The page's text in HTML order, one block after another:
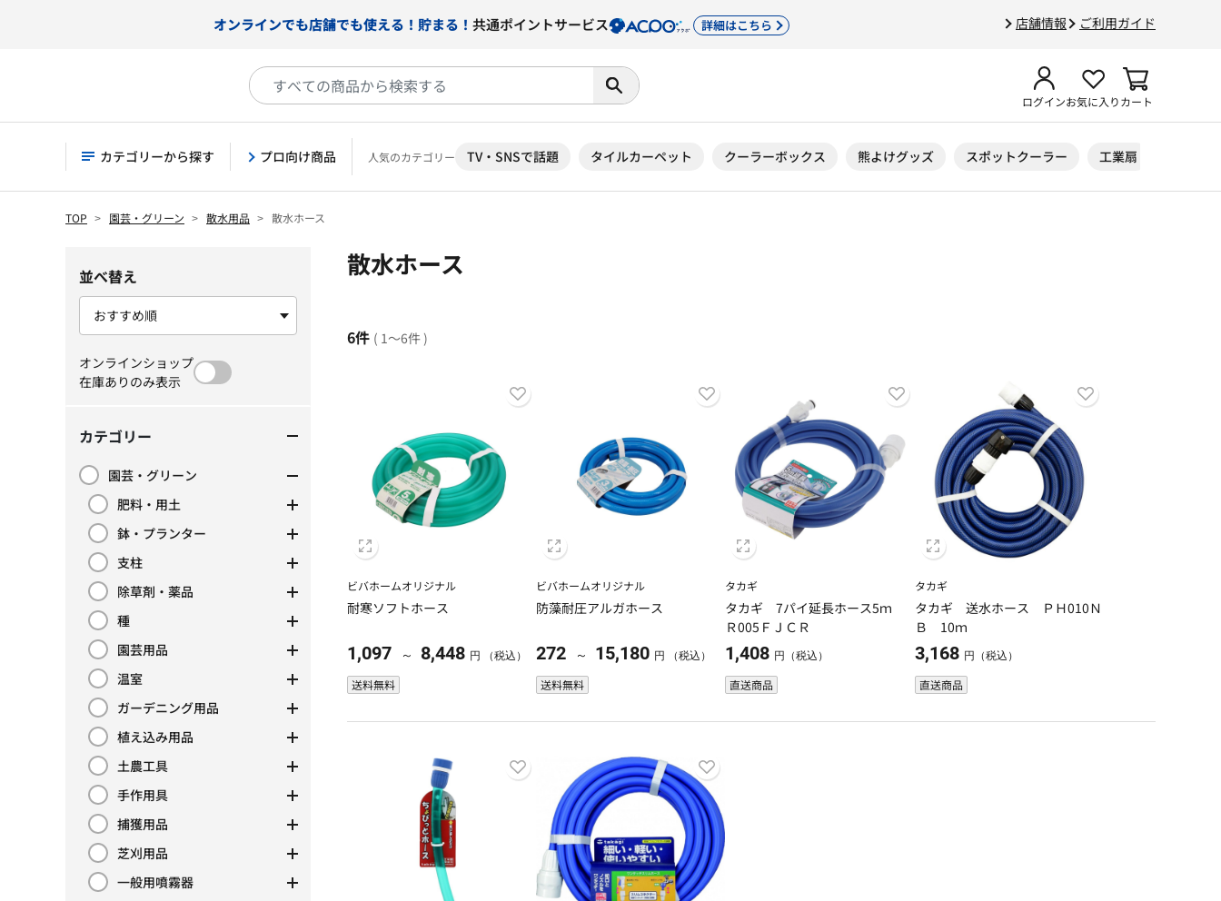
店舗情報 ご利用ガイド
オンラインでも店舗でも使える！貯まる！ 共通ポイントサービス 詳細はこちら
ログインお気に入りカート
カテゴリーから探す プロ向け商品 人気のカテゴリー TV・SNSで話題 タイルカーペット クーラーボックス 熊よけグッズ スポットクーラー 工業扇
TOP 園芸・グリーン 散水用品 散水ホース
並べ替え
オンラインショップ
在庫ありのみ表示
カテゴリー
園芸・グリーン
カテゴリーで絞り込み: 園芸・グリーン
肥料・用土
カテゴリーで絞り込み: 肥料・用土
鉢・プランター
カテゴリーで絞り込み: 鉢・プランター
支柱
カテゴリーで絞り込み: 支柱
除草剤・薬品
カテゴリーで絞り込み: 除草剤・薬品
種
カテゴリーで絞り込み: 種
園芸用品
カテゴリーで絞り込み: 園芸用品
温室
カテゴリーで絞り込み: 温室
ガーデニング用品
カテゴリーで絞り込み: ガーデニング用品
植え込み用品
カテゴリーで絞り込み: 植え込み用品
土農工具
カテゴリーで絞り込み: 土農工具
手作用具
カテゴリーで絞り込み: 手作用具
捕獲用品
カテゴリーで絞り込み: 捕獲用品
芝刈用品
カテゴリーで絞り込み: 芝刈用品
一般用噴霧器
カテゴリーで絞り込み: 一般用噴霧器
散水ホース
6件 ( 1～6件 )
ビバホームオリジナル
耐寒ソフトホース
1,097 ～ 8,448 円 （税込）
送料無料
ビバホームオリジナル
防藻耐圧アルガホース
272 ～ 15,180 円 （税込）
送料無料
タカギ
タカギ 7パイ延長ホース5ｍ
Ｒ005ＦＪＣＲ
1,408 円（税込）
直送商品
タカギ
タカギ 送水ホース ＰＨ010Ｎ
Ｂ 10ｍ
3,168 円（税込）
直送商品